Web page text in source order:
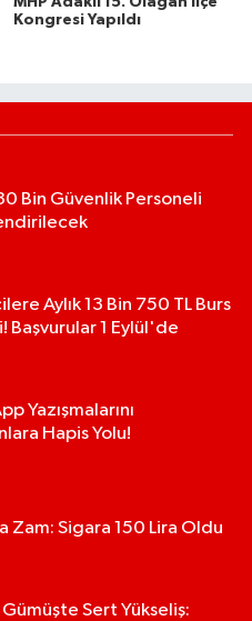
Kongresi Yapıldı
Bin Güvenlik Personeli
Aylık 13 Bin 750 TL Burs
Başvurular 1 Eylül'de
Yazışmalarını
Hapis Yolu!
Zam: Sigara 150 Lira Oldu
Gümüşte Sert Yükseliş: